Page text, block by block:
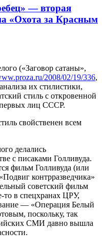
— вторая
«Охота за Красным
(«Заговор сатаны»,
2008/02/19/336,
их стилистики,
стиль с откровенной
лиц СССР.
свойственен всем
делались
с писаками Голливуда.
фильм Голливуда (или
контрразведчика»
советский фильм
то в спецхранах ЦРУ,
— «Операция Белый
поскольку, так
СМИ давно вышла